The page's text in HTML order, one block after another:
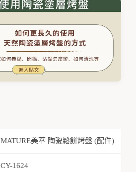
MATURE美萃 陶瓷鬆餅烤盤 (配件)
CY-1624